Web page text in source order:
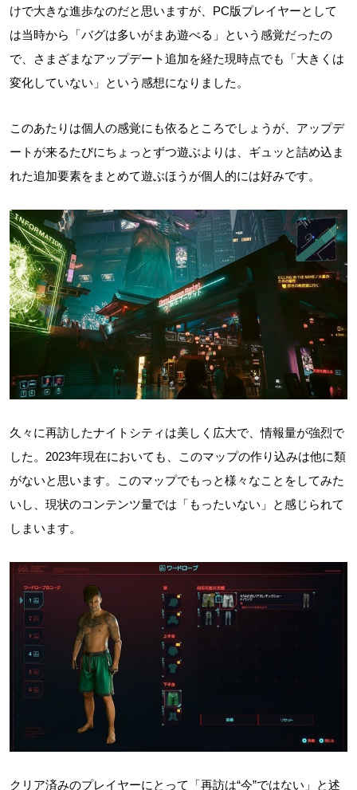
けで大きな進歩なのだと思いますが、PC版プレイヤーとして
は当時から「バグは多いがまあ遊べる」という感覚だったの
で、さまざまなアップデート追加を経た現時点でも「大きくは
変化していない」という感想になりました。
このあたりは個人の感覚にも依るところでしょうが、アップデ
ートが来るたびにちょっとずつ遊ぶよりは、ギュッと詰め込ま
れた追加要素をまとめて遊ぶほうが個人的には好みです。
久々に再訪したナイトシティは美しく広大で、情報量が強烈で
した。2023年現在においても、このマップの作り込みは他に類
がないと思います。このマップでもっと様々なことをしてみた
いし、現状のコンテンツ量では「もったいない」と感じられて
しまいます。
クリア済みのプレイヤーにとって「再訪は“今”ではない」と述